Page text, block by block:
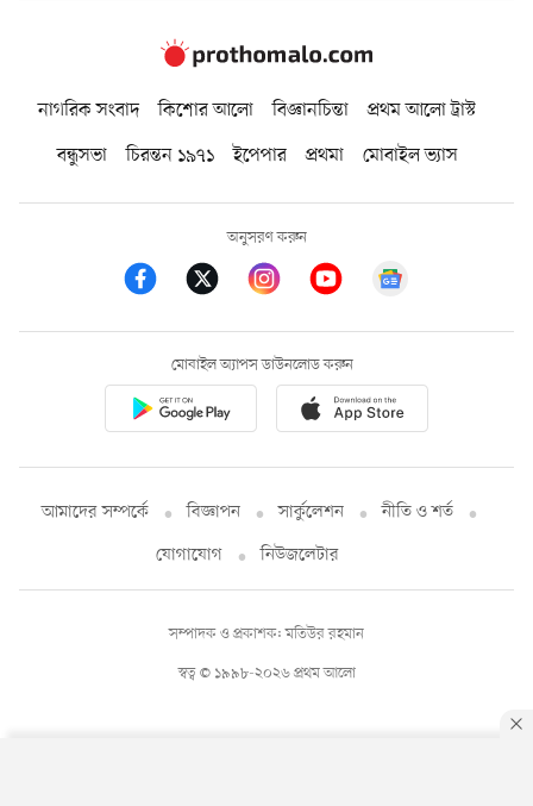
নাগরিক সংবাদ কিশোর আলো বিজ্ঞানচিন্তা
প্রথম আলো ট্রাস্ট
বন্ধুসভা
চিরন্তন ১৯৭১ ইপেপার প্রথমা মোবাইল ভ্যাস
অনুসরণ করুন
মোবাইল অ্যাপস ডাউনলোড করুন
আমাদের সম্পর্কে বিজ্ঞাপন সার্কুলেশন
নীতি ও শর্ত
যোগাযোগ
নিউজলেটার
স্বত্ব © ১৯৯৮-২০২৬ প্রথম আলো
সম্পাদক ও প্রকাশক: মতিউর রহমান